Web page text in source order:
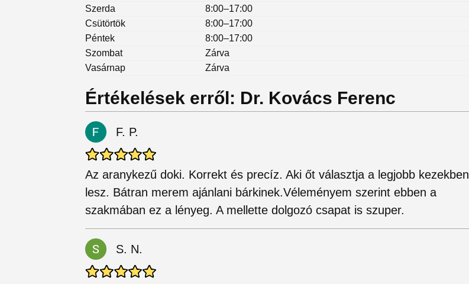
Szerda
8:00–17:00
Csütörtök
8:00–17:00
Péntek
8:00–17:00
Szombat
Zárva
Vasárnap
Zárva
Értékelések erről: Dr. Kovács Ferenc
F. P.
Az aranykezű doki. Korrekt és precíz. Aki őt választja a legjobb kezekben
lesz. Bátran merem ajánlani bárkinek.Véleményem szerint ebben a
szakmában ez a lényeg. A mellette dolgozó csapat is szuper.
S. N.